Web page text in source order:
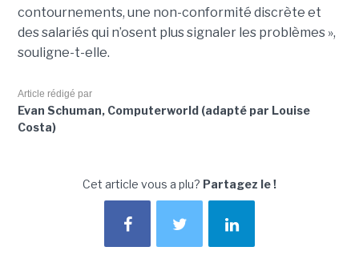
contournements, une non-conformité discrète et
des salariés qui n’osent plus signaler les problèmes »,
souligne-t-elle.
Article rédigé par
Evan Schuman, Computerworld (adapté par Louise
Costa)
Cet article vous a plu? Partagez le !